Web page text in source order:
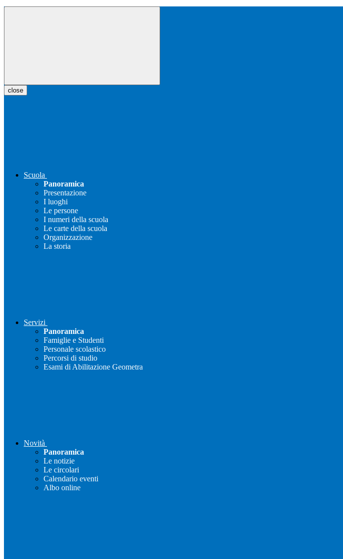
close
Scuola
Panoramica
Presentazione
I luoghi
Le persone
I numeri della scuola
Le carte della scuola
Organizzazione
La storia
Servizi
Panoramica
Famiglie e Studenti
Personale scolastico
Percorsi di studio
Esami di Abilitazione Geometra
Novità
Panoramica
Le notizie
Le circolari
Calendario eventi
Albo online